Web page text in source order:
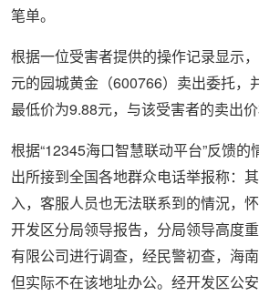
笔单。
根据一位受害者提供的操作记录显示
元的园城黄金（600766）卖出委托
最低价为9.88元，与该受害者的卖出价
根据“12345海口智慧联动平台”反馈
出所接到全国各地群众电话举报称：
入，客服人员也无法联系到的情況，
开发区分局领导报告，分局领导高度
有限公司进行调查，经民警初查，海
但实际不在该地址办公。经开发区公